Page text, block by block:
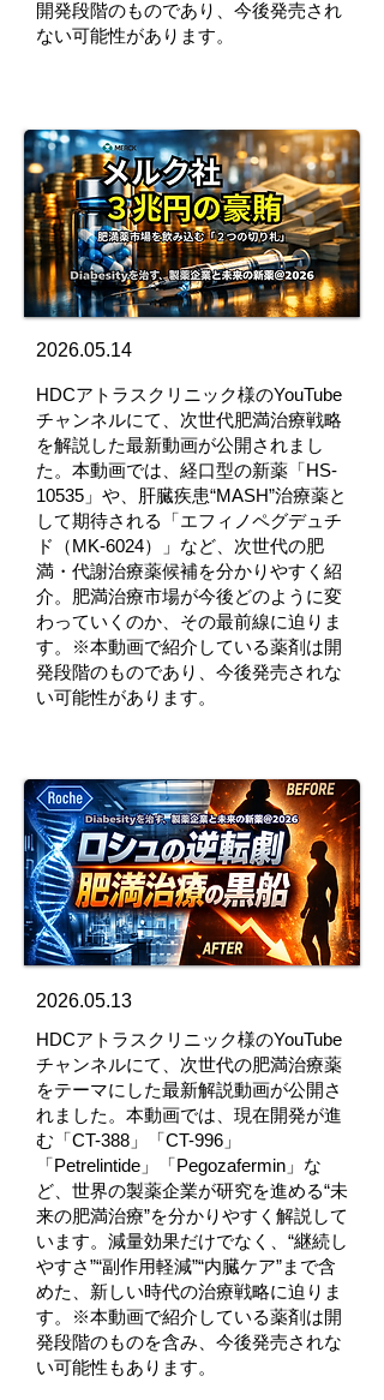
開発段階のものであり、今後発売され
ない可能性があります。
2026.05.14
HDCアトラスクリニック様のYouTube
チャンネルにて、次世代肥満治療戦略
を解説した最新動画が公開されまし
た。本動画では、経口型の新薬「HS-
10535」や、肝臓疾患“MASH”治療薬と
して期待される「エフィノペグデュチ
ド（MK-6024）」など、次世代の肥
満・代謝治療薬候補を分かりやすく紹
介。肥満治療市場が今後どのように変
わっていくのか、その最前線に迫りま
す。※本動画で紹介している薬剤は開
発段階のものであり、今後発売されな
い可能性があります。
2026.05.13
HDCアトラスクリニック様のYouTube
チャンネルにて、次世代の肥満治療薬
をテーマにした最新解説動画が公開さ
れました。本動画では、現在開発が進
む「CT-388」「CT-996」
「Petrelintide」「Pegozafermin」な
ど、世界の製薬企業が研究を進める“未
来の肥満治療”を分かりやすく解説して
います。減量効果だけでなく、“継続し
やすさ”“副作用軽減”“内臓ケア”まで含
めた、新しい時代の治療戦略に迫りま
す。※本動画で紹介している薬剤は開
発段階のものを含み、今後発売されな
い可能性もあります。